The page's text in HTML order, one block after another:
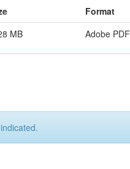
Format
MB Adobe PDF